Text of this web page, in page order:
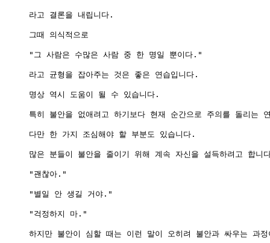
라고 결론을 내립니다.
그때 의식적으로
"그 사람은 수많은 사람 중 한 명일 뿐이다."
라고 균형을 잡아주는 것은 좋은 연습입니다.
명상 역시 도움이 될 수 있습니다.
특히 불안을 없애려고 하기보다 현재 순간으로 주의를 돌리는
다만 한 가지 조심해야 할 부분도 있습니다.
많은 분들이 불안을 줄이기 위해 계속 자신을 설득하려고 합니
"괜찮아."
"별일 안 생길 거야."
"걱정하지 마."
하지만 불안이 심할 때는 이런 말이 오히려 불안과 싸우는 과